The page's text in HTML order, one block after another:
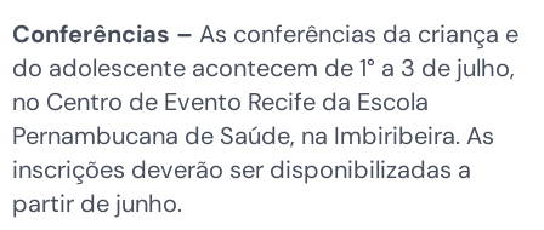
Conferências – As conferências da criança e
do adolescente acontecem de 1° a 3 de julho,
no Centro de Evento Recife da Escola
Pernambucana de Saúde, na Imbiribeira. As
inscrições deverão ser disponibilizadas a
partir de junho.